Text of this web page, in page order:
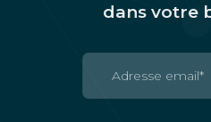
dans votre